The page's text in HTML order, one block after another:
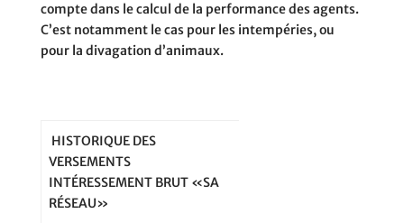
compte dans le calcul de la performance des agents.
C’est notamment le cas pour les intempéries, ou
pour la divagation d’animaux.
HISTORIQUE DES
VERSEMENTS
INTÉRESSEMENT BRUT «SA
RÉSEAU»